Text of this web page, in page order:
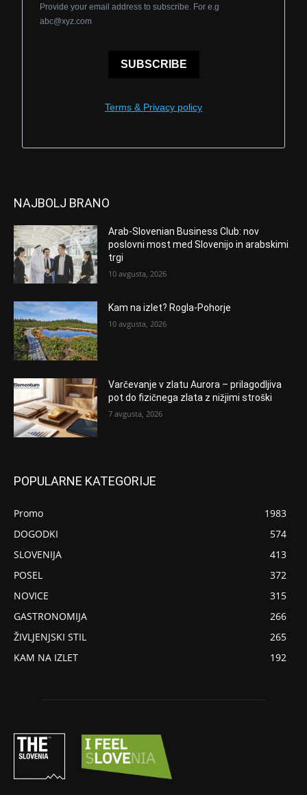
Provide your email address to subscribe. For e.g
abc@xyz.com
SUBSCRIBE
Terms & Privacy policy
NAJBOLJ BRANO
Arab-Slovenian Business Club: nov
poslovni most med Slovenijo in arabskimi
trgi
10 avgusta, 2026
Kam na izlet? Rogla-Pohorje
10 avgusta, 2026
Varčevanje v zlatu Aurora – prilagodljiva
pot do fizičnega zlata z nižjimi stroški
7 avgusta, 2026
POPULARNE KATEGORIJE
Promo
1983
DOGODKI
574
SLOVENIJA
413
POSEL
372
NOVICE
315
GASTRONOMIJA
266
ŽIVLJENJSKI STIL
265
KAM NA IZLET
192